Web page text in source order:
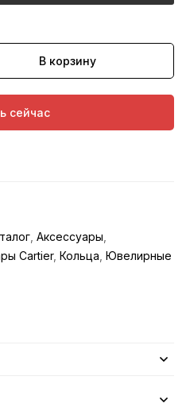
В корзину
сейчас
Аксессуары
Cartier, Кольца Ювелирные